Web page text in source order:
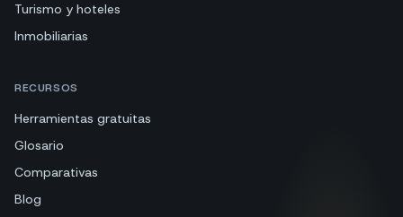
Turismo y hoteles
Inmobiliarias
RECURSOS
Herramientas gratuitas
Glosario
Comparativas
Blog